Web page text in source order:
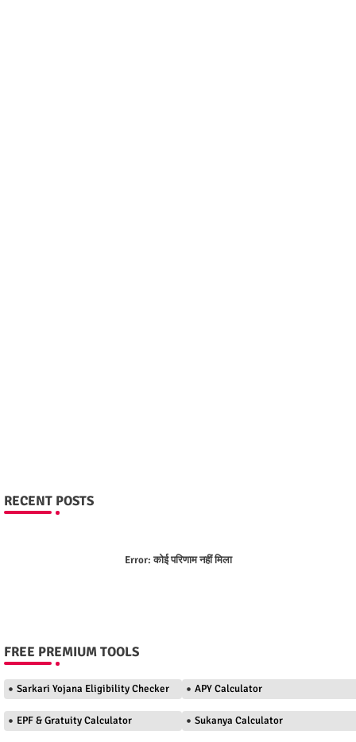
RECENT POSTS
Error:कोई परिणाम नहीं मिला
FREE PREMIUM TOOLS
Sarkari Yojana Eligibility Checker APY Calculator
EPF & Gratuity Calculator Sukanya Calculator